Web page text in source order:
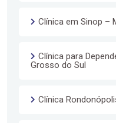
Clínica em Sinop –
Clínica para
Grosso do Sul
Clínica